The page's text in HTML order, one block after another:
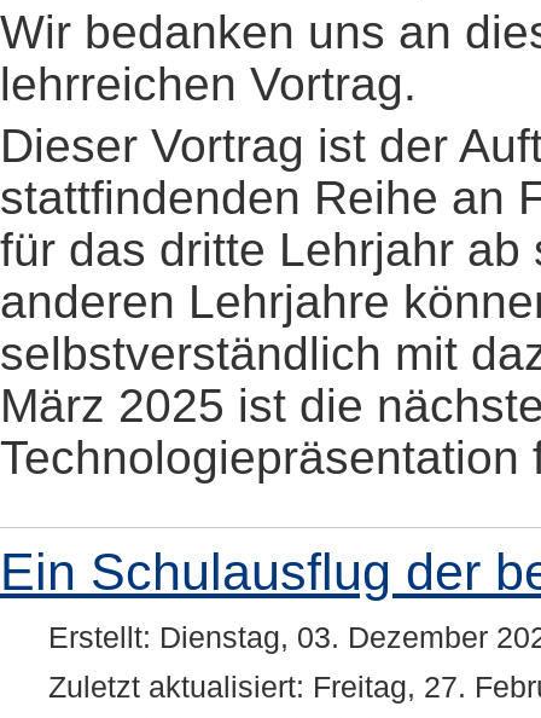
Wir bedanken uns an
lehrreichen Vortrag.
Dieser Vortrag ist der
stattfindenden Reihe an
für das dritte Lehrjahr
anderen Lehrjahre
selbstverständlich mit
März 2025 ist die
Ein Schulausflug der
Erstellt: Dienstag, 03. Dezember
Zuletzt aktualisiert: Freitag, 27.